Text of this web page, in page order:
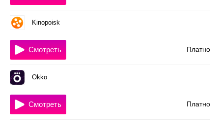
Kinopoisk
Платно
Смотреть
Okko
Платно
Смотреть